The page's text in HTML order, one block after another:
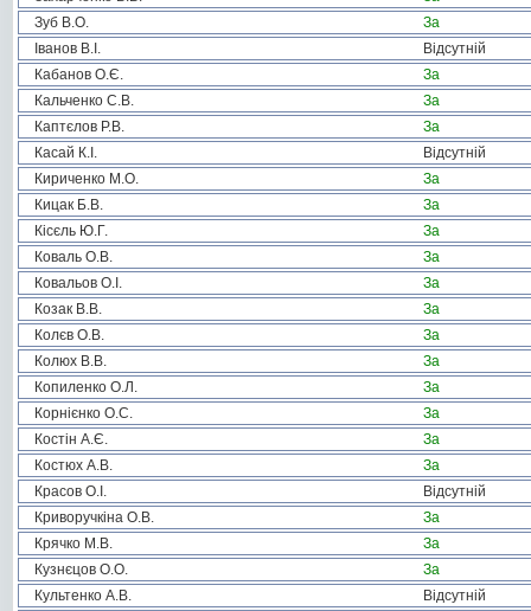
Зуб В.О.
За
Іванов В.І.
Відсутній
Кабанов О.Є.
За
Кальченко С.В.
За
Каптєлов Р.В.
За
Касай К.І.
Відсутній
Кириченко М.О.
За
Кицак Б.В.
За
Кісєль Ю.Г.
За
Коваль О.В.
За
Ковальов О.І.
За
Козак В.В.
За
Колєв О.В.
За
Колюх В.В.
За
Копиленко О.Л.
За
Корнієнко О.С.
За
Костін А.Є.
За
Костюх А.В.
За
Красов О.І.
Відсутній
Криворучкіна О.В.
За
Крячко М.В.
За
Кузнєцов О.О.
За
Культенко А.В.
Відсутній